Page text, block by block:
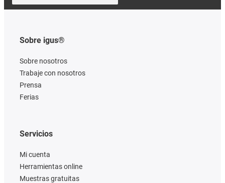
Sobre igus®
Sobre nosotros
Trabaje con nosotros
Prensa
Ferias
Servicios
Mi cuenta
Herramientas online
Muestras gratuitas